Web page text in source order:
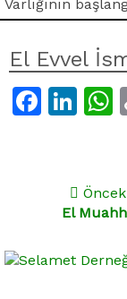
Varlığının
El Evvel
El